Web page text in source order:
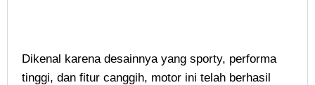
Dikenal karena desainnya yang sporty, performa
tinggi, dan fitur canggih, motor ini telah berhasil